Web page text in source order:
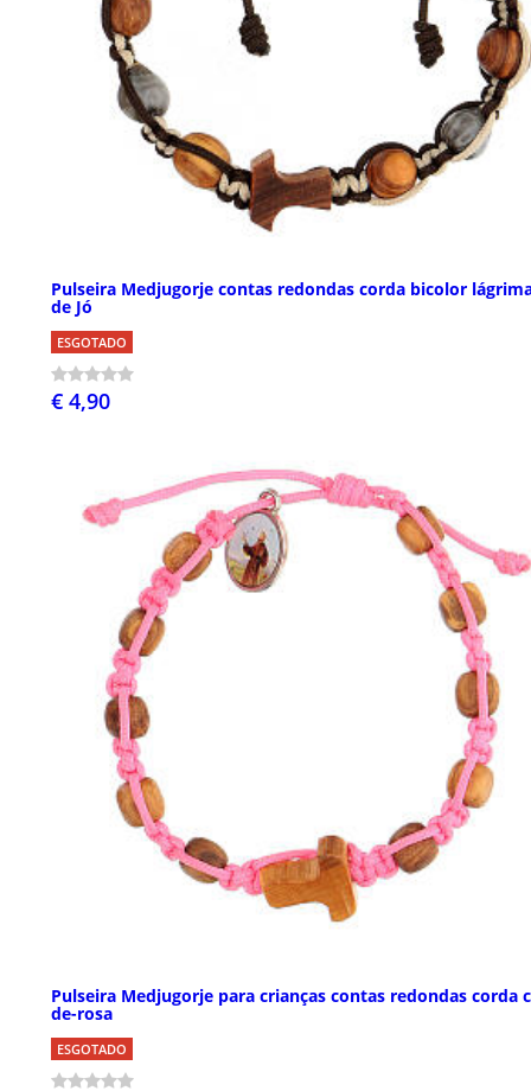
Pulseira Medjugorje contas redondas corda bicolor
de Jó
ESGOTADO
€ 4,90
Pulseira Medjugorje para crianças contas redondas corda
de-rosa
ESGOTADO